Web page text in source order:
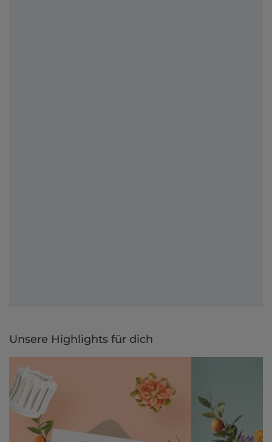
Unsere Highlights für dich